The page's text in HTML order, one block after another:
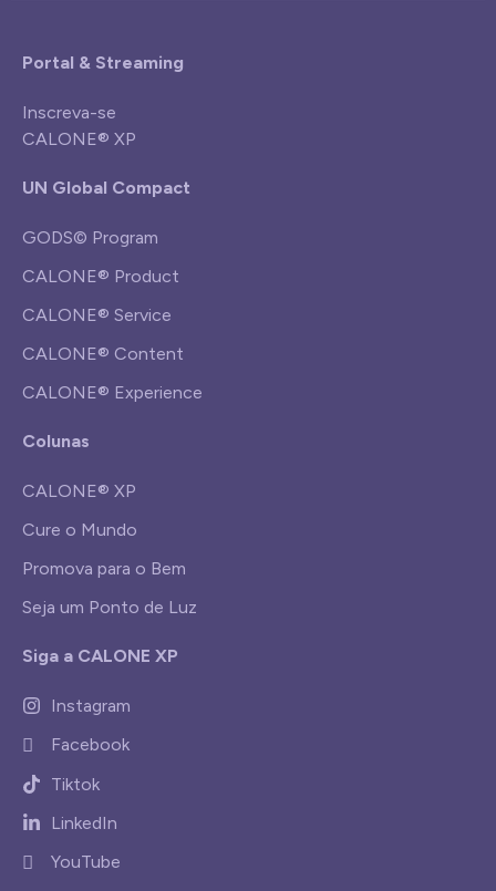
Portal & Streaming
Inscreva-se
CALONE® XP
UN Global Compact
GODS© Program
CALONE® Product
CALONE® Service
CALONE® Content
CALONE® Experience
Colunas
CALONE® XP
Cure o Mundo
Promova para o Bem
Seja um Ponto de Luz
Siga a CALONE XP
Instagram
Facebook
Tiktok
LinkedIn
YouTube